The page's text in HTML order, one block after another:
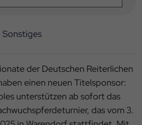
Sonstiges
der Deutschen Reiterlichen
einen neuen Titelsponsor:
unterstützen ab sofort das
das vom 3.